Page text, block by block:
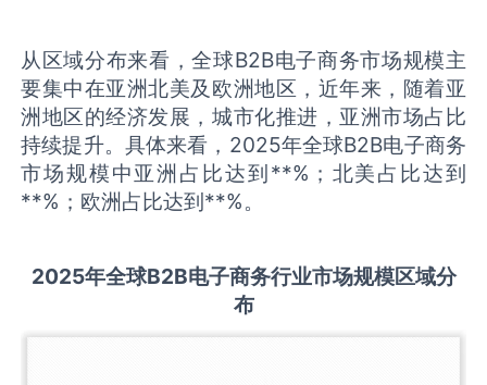
从区域分布来看，全球B2B电子商务市场规模主
要集中在亚洲北美及欧洲地区，近年来，随着亚
洲地区的经济发展，城市化推进，亚洲市场占比
持续提升。具体来看，2025年全球B2B电子商务
市场规模中亚洲占比达到**%；北美占比达到
**%；欧洲占比达到**%。
2025年全球B2B电子商务行业市场规模区域分
布